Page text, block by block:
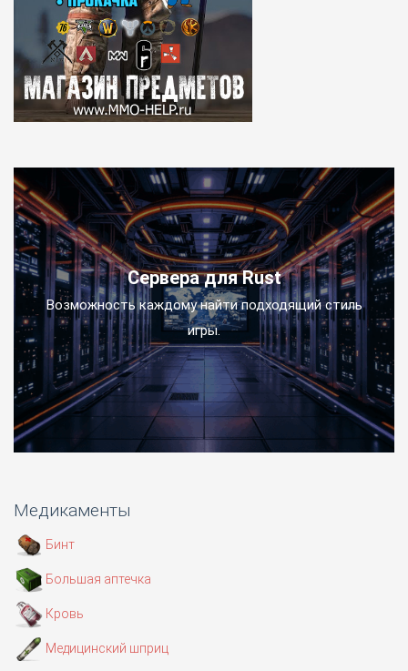
Сервера для Rust
Возможность каждому найти подходящий стиль
игры.
Медикаменты
Бинт
Большая аптечка
Кровь
Медицинский шприц